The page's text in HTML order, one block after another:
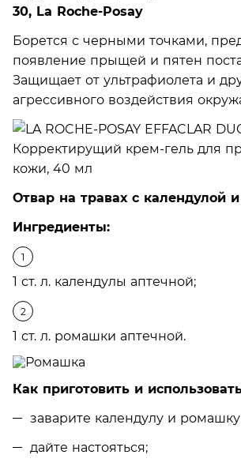
30, La Roche-Posay
Борется с черными точками,
появление прыщей и пятен
Защищает от ультрафиолета и
агрессивного воздействия
Отвар на травах с календулой
Ингредиенты:
1 ст. л. календулы аптечной;
1 ст. л. ромашки аптечной.
Как приготовить и
заварите календулу и
дайте настояться;